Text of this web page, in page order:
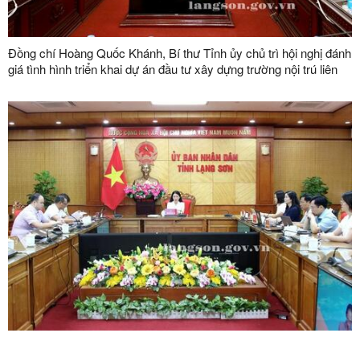
Đồng chí Hoàng Quốc Khánh, Bí thư Tỉnh ủy chủ trì hội nghị đánh
giá tình hình triển khai dự án đầu tư xây dựng trường nội trú liên